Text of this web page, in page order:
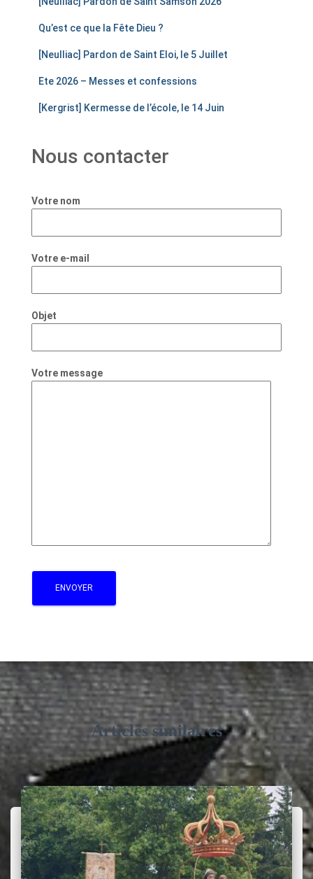
Qu’est ce que la Fête Dieu ?
[Neulliac] Pardon de Saint Eloi, le 5 Juillet
Ete 2026 – Messes et confessions
[Kergrist] Kermesse de l’école, le 14 Juin
Nous contacter
Votre nom
Votre e-mail
Objet
Votre message
Articles similaires